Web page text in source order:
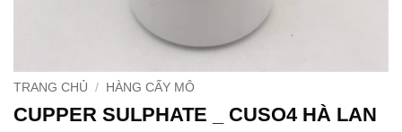
TRANG CHỦ / HÀNG CẤY MÔ
CUPPER SULPHATE _ CUSO4 HÀ LAN